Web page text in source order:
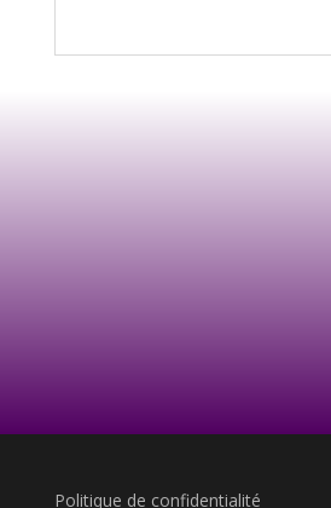
Politique de confidentialité